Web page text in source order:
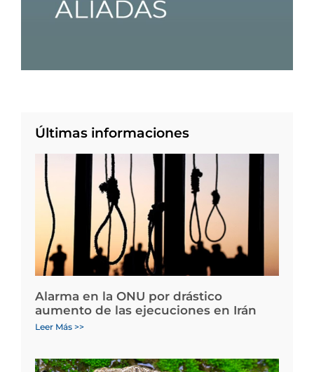
Últimas informaciones
Alarma en la ONU por drástico
aumento de las ejecuciones en Irán
Leer Más >>